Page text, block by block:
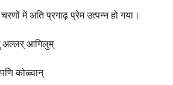
में अति प्रगाढ़ प्रेम उत्पन्न हो गया।
अल्लर् आगिलुम्
कोळ्वान्